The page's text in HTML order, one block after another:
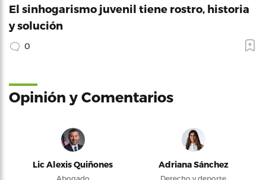
El sinhogarismo juvenil tiene rostro, historia
y solución
0
Opinión y Comentarios
Lic Alexis Quiñones
Abogado
Adriana Sánchez
Derecho y deporte